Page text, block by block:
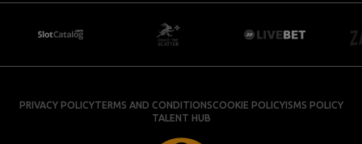
PRIVACY POLICYTERMS AND CONDITIONSCOOKIE POLICYISMS POLICY
TALENT HUB